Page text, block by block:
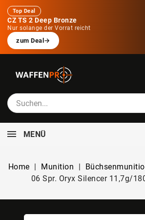
Top Deal
CZ TS 2 Deep Bronze
Nur solange der Vorrat reicht
zum Deal →
MENÜ
Home Munition
06 Spr. Oryx Silencer 11,7g/